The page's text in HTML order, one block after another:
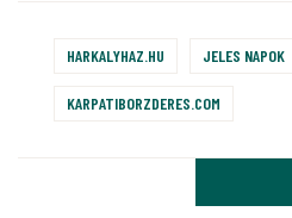
HARKALYHAZ.HU JELES NAPOK
KARPATIBORZDERES.COM